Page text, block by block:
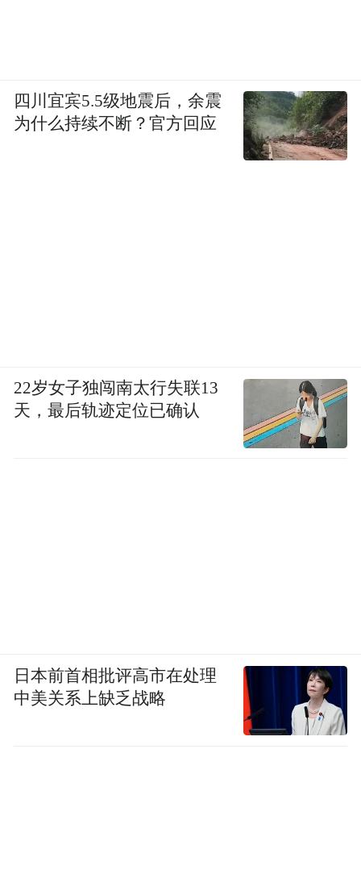
四川宜宾5.5级地震后，余震
为什么持续不断？官方回应
22岁女子独闯南太行失联13
天，最后轨迹定位已确认
日本前首相批评高市在处理
中美关系上缺乏战略